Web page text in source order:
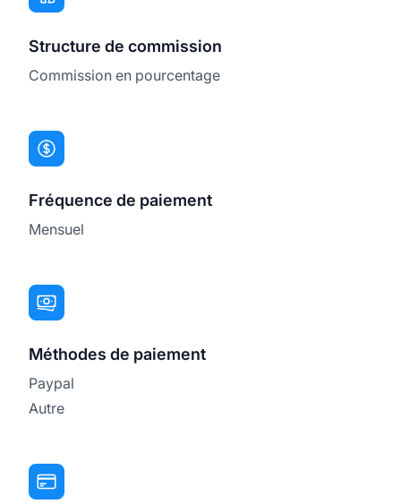
Structure de commission
Commission en pourcentage
Fréquence de paiement
Mensuel
Méthodes de paiement
Paypal
Autre